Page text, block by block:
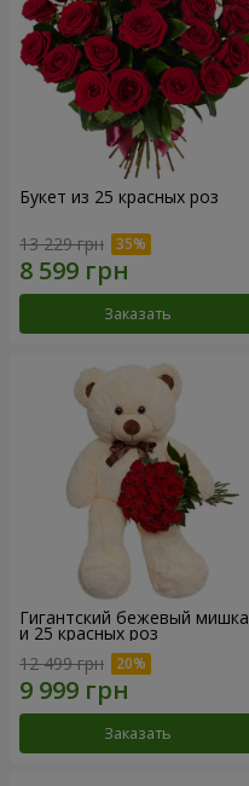
Букет из 25 красных роз
13 229 грн
Заказать
Гигантский бежевый мишка
и 25 красных роз
12 499 грн
Заказать